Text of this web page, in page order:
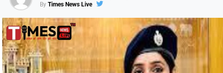
By Times News Live